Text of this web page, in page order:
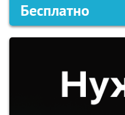
Бесплатно